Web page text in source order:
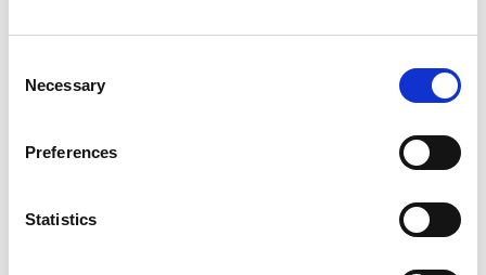
Selection
Necessary
Preferences
Statistics